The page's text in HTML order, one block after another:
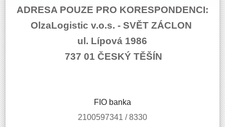
ADRESA POUZE PRO KORESPONDENCI:
OlzaLogistic v.o.s. - SVĚT ZÁCLON
ul. Lípová 1986
737 01 ČESKÝ TĚŠÍN
FIO banka
2100597341 / 8330